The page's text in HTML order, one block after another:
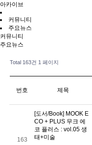
아카이브
커뮤니티
주요뉴스
커뮤니티
주요뉴스
Total 163건 1 페이지
번호 제목
163
[도서/Book] MOOK E
CO + PLUS 무크 에
코 플러스 : vol.05 생
태+미술